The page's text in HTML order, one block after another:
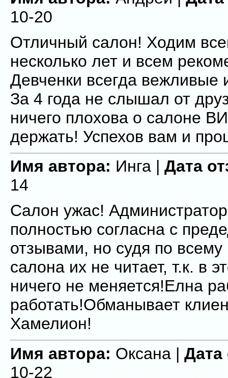
10-20
Отличный салон! Ходим
несколько лет и всем
Девченки всегда
За 4 года не слышал от
ничего плохова о салоне
держать! Успехов вам и
Имя автора:Инга |Дата
14
Салон ужас!
полностью согласна с
отзывами, но судя по всему
салона их не читает, т.к. в
ничего не меняется!Елна
работать!Обманывает
Хамелион!
Имя автора:Оксана |Дата
10-22